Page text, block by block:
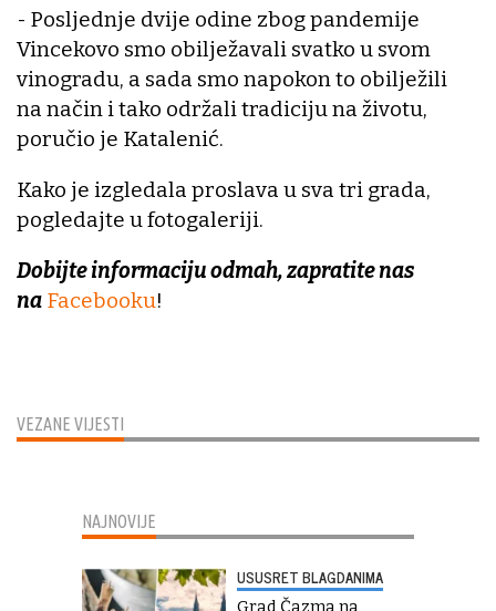
VEZANE VIJESTI
- Posljednje dvije odine zbog pandemije
Vincekovo smo obilježavali svatko u svom
vinogradu, a sada smo napokon to obilježili
na način i tako održali tradiciju na životu,
poručio je Katalenić.
Kako je izgledala proslava u sva tri grada,
pogledajte u fotogaleriji.
Dobijte informaciju odmah, zapratite nas
na Facebooku!
NAJNOVIJE
USUSRET BLAGDANIMA
Grad Čazma na